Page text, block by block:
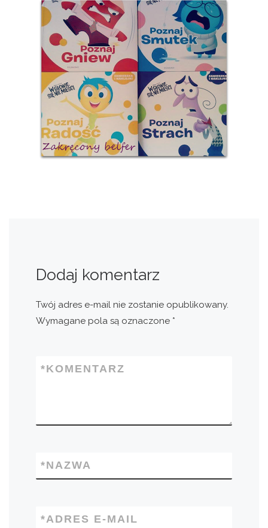
Dodaj komentarz
Twój adres e-mail nie zostanie opublikowany.
Wymagane pola są oznaczone *
KOMENTARZ
*
NAZWA
*
ADRES E-MAIL
*